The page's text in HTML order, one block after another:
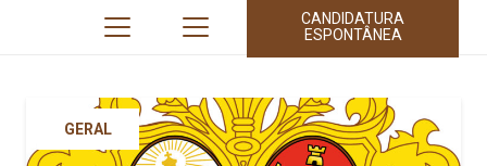
CANDIDATURA
ESPONTÂNEA
GERAL